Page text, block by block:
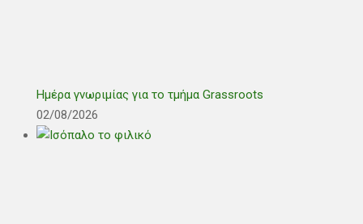
Ημέρα γνωριμίας για το τμήμα Grassroots
02/08/2026